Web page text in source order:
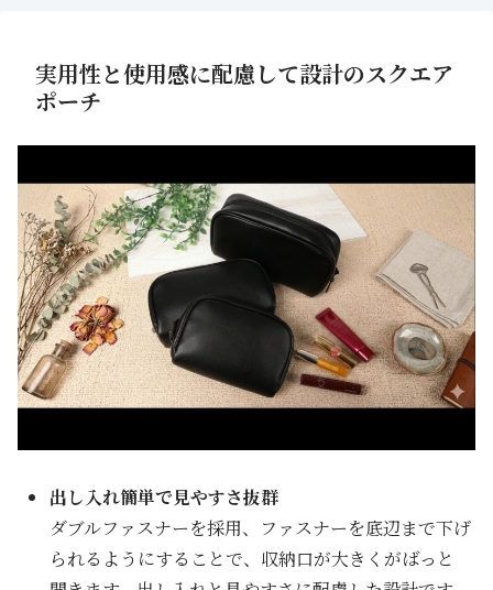
実用性と使用感に配慮して設計のスクエア
ポーチ
出し入れ簡単で見やすさ抜群
ダブルファスナーを採用、ファスナーを底辺まで下げ
られるようにすることで、収納口が大きくがばっと